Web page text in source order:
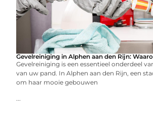
Gevelreiniging in Alphen aan den Rijn:
Gevelreiniging is een essentieel onderdeel
van uw pand. In Alphen aan den Rijn, een
om haar mooie gebouwen
...